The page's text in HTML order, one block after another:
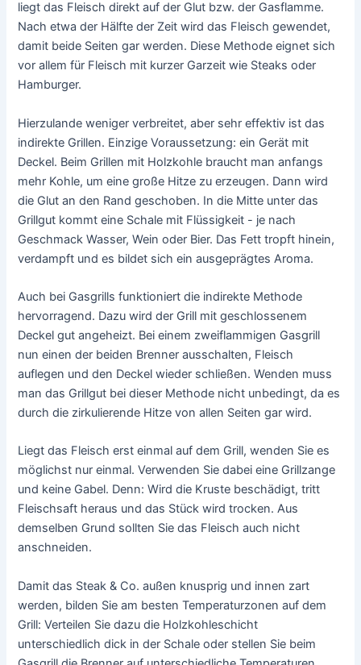
liegt das Fleisch direkt auf der Glut bzw. der Gasflamme.
Nach etwa der Hälfte der Zeit wird das Fleisch gewendet,
damit beide Seiten gar werden. Diese Methode eignet sich
vor allem für Fleisch mit kurzer Garzeit wie Steaks oder
Hamburger.
Hierzulande weniger verbreitet, aber sehr effektiv ist das
indirekte Grillen. Einzige Voraussetzung: ein Gerät mit
Deckel. Beim Grillen mit Holzkohle braucht man anfangs
mehr Kohle, um eine große Hitze zu erzeugen. Dann wird
die Glut an den Rand geschoben. In die Mitte unter das
Grillgut kommt eine Schale mit Flüssigkeit - je nach
Geschmack Wasser, Wein oder Bier. Das Fett tropft hinein,
verdampft und es bildet sich ein ausgeprägtes Aroma.
Auch bei Gasgrills funktioniert die indirekte Methode
hervorragend. Dazu wird der Grill mit geschlossenem
Deckel gut angeheizt. Bei einem zweiflammigen Gasgrill
nun einen der beiden Brenner ausschalten, Fleisch
auflegen und den Deckel wieder schließen. Wenden muss
man das Grillgut bei dieser Methode nicht unbedingt, da es
durch die zirkulierende Hitze von allen Seiten gar wird.
Liegt das Fleisch erst einmal auf dem Grill, wenden Sie es
möglichst nur einmal. Verwenden Sie dabei eine Grillzange
und keine Gabel. Denn: Wird die Kruste beschädigt, tritt
Fleischsaft heraus und das Stück wird trocken. Aus
demselben Grund sollten Sie das Fleisch auch nicht
anschneiden.
Damit das Steak & Co. außen knusprig und innen zart
werden, bilden Sie am besten Temperaturzonen auf dem
Grill: Verteilen Sie dazu die Holzkohleschicht
unterschiedlich dick in der Schale oder stellen Sie beim